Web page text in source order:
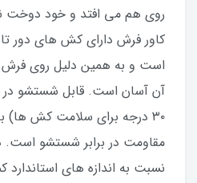
روی هم می افتد و خود دوخت
کاور فرش دارای کش های دور
است و به همین دلیل روی فرش
آن آسان است. قابل شستشو در
۳۰ درجه برای سلامت کش
مقاومت در برابر شستشو
نسبت به اندازه های استاندارد